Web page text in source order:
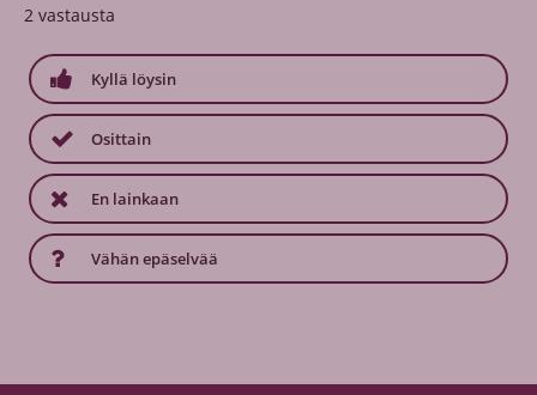
2 vastausta
Kyllä löysin
Osittain
En lainkaan
Vähän epäselvää